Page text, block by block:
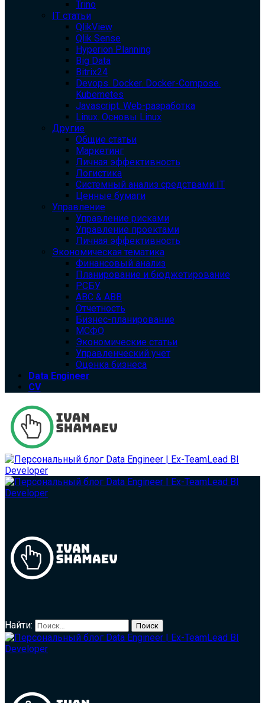
Trino
IT статьи
QlikView
Qlik Sense
Hyperion Planning
Big Data
Bitrix24
Devops. Docker. Docker-Compose.
Kubernetes
Javascript. Web-разработка
Linux. Основы Linux
Другие
Общие статьи
Маркетинг
Личная эффективность
Логистика
Системный анализ средствами IT
Ценные бумаги
Управление
Управление рисками
Управление проектами
Личная эффективность
Экономическая тематика
Финансовый анализ
Планирование и бюджетирование
РСБУ
ABC & ABB
Отчетность
Бизнес-планирование
МСФО
Экономические статьи
Управленческий учет
Оценка бизнеса
Data Engineer
CV
Найти: